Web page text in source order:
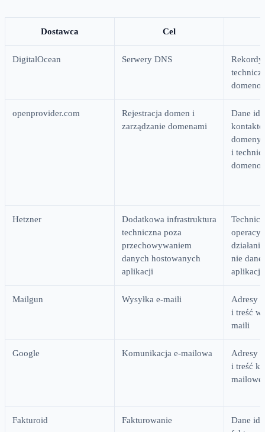
Dostawca Cel
DigitalOcean Serwery DNS
openprovider.com
Rejestracja domen i
zarządzanie domenami
Dane
i
Hetzner
Dodatkowa infrastruktura
techniczna poza
przechowywaniem
danych hostowanych
aplikacji
nie
aplikacji
Mailgun Wysyłka e-maili
Adresy
i treść
maili
Google Komunikacja e-mailowa
Adresy
i treść
mailowej
Fakturoid Fakturowanie
Dane